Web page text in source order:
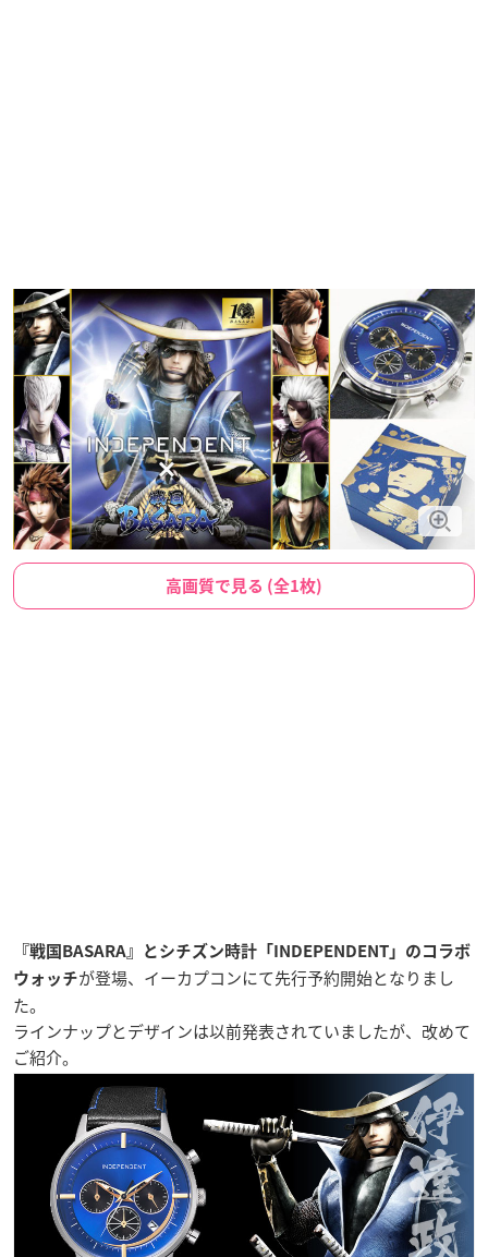
高画質で見る (全1枚)
『戦国BASARA』とシチズン時計「INDEPENDENT」のコラボ
ウォッチが登場、イーカプコンにて先行予約開始となりまし
た。
ラインナップとデザインは以前発表されていましたが、改めて
ご紹介。